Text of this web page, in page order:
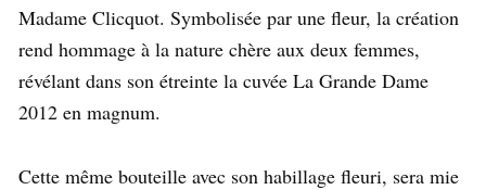
Madame Clicquot. Symbolisée par une fleur, la création
rend hommage à la nature chère aux deux femmes,
révélant dans son étreinte la cuvée La Grande Dame
2012 en magnum.
Cette même bouteille avec son habillage fleuri, sera mie